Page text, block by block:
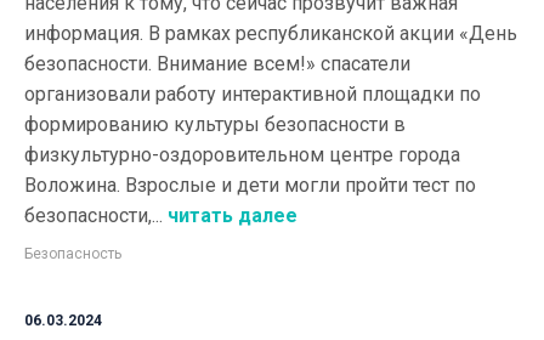
информация. В рамках республиканской акции «День
безопасности. Внимание всем!» спасатели
организовали работу интерактивной площадки по
формированию культуры безопасности в
физкультурно-оздоровительном центре города
Воложина. Взрослые и дети могли пройти тест по
безопасности,... читать далее
Безопасность
06.03.2024